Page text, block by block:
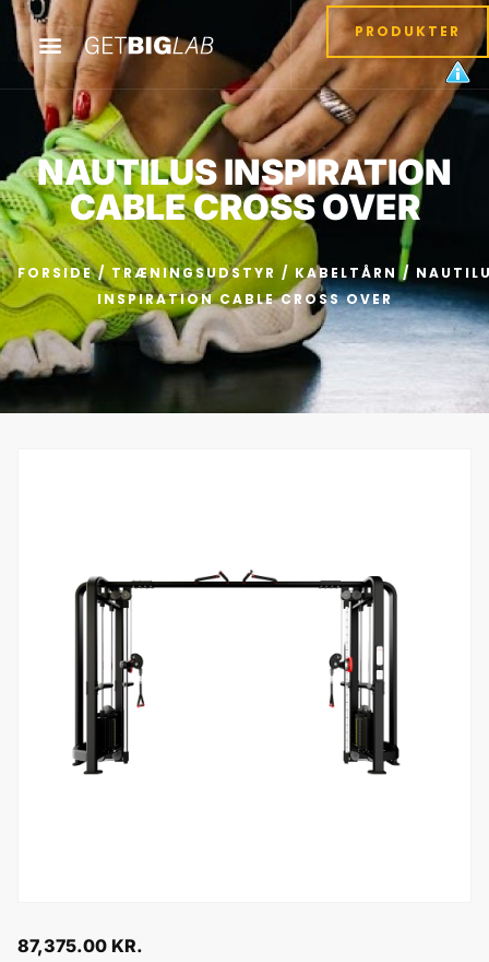
PRODUKTER
NAUTILUS INSPIRATION
CABLE CROSS OVER
FORSIDE/ TRÆNINGSUDSTYR / KABELTÅRN /
INSPIRATION CABLE CROSS OVER
87,375.00 KR.